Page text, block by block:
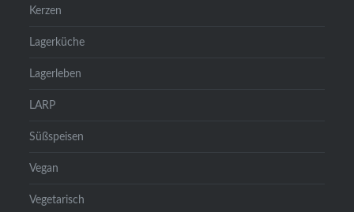
Kerzen
Lagerküche
Lagerleben
LARP
Süßspeisen
Vegan
Vegetarisch